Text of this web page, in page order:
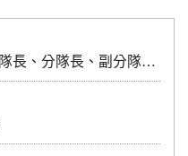
105年第二季幹部訓練(處長、隊長、分隊長、副分隊長)集中訓練教育